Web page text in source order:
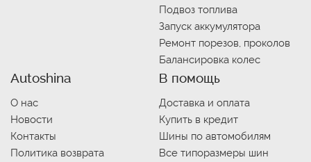
Подвоз топлива
Запуск аккумулятора
Ремонт порезов, проколов
Балансировка колес
Autoshina
О нас
Новости
Контакты
Политика возврата
В помощь
Доставка и оплата
Купить в кредит
Шины по автомобилям
Все типоразмеры шин